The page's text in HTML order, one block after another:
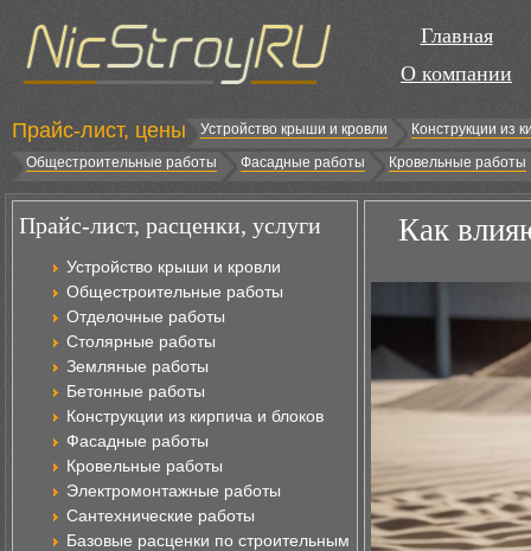
Главная
О компании
Прайс-лист, цены Устройство крыши и кровли
Конструкции из
Общестроительные работы
Фасадные работы Кровельные работы
Прайс-лист, расценки, услуги
Устройство крыши и кровли
Общестроительные работы
Отделочные работы
Столярные работы
Земляные работы
Бетонные работы
Конструкции из кирпича и блоков
Фасадные работы
Кровельные работы
Электромонтажные работы
Сантехнические работы
Базовые расценки по строительным
Как